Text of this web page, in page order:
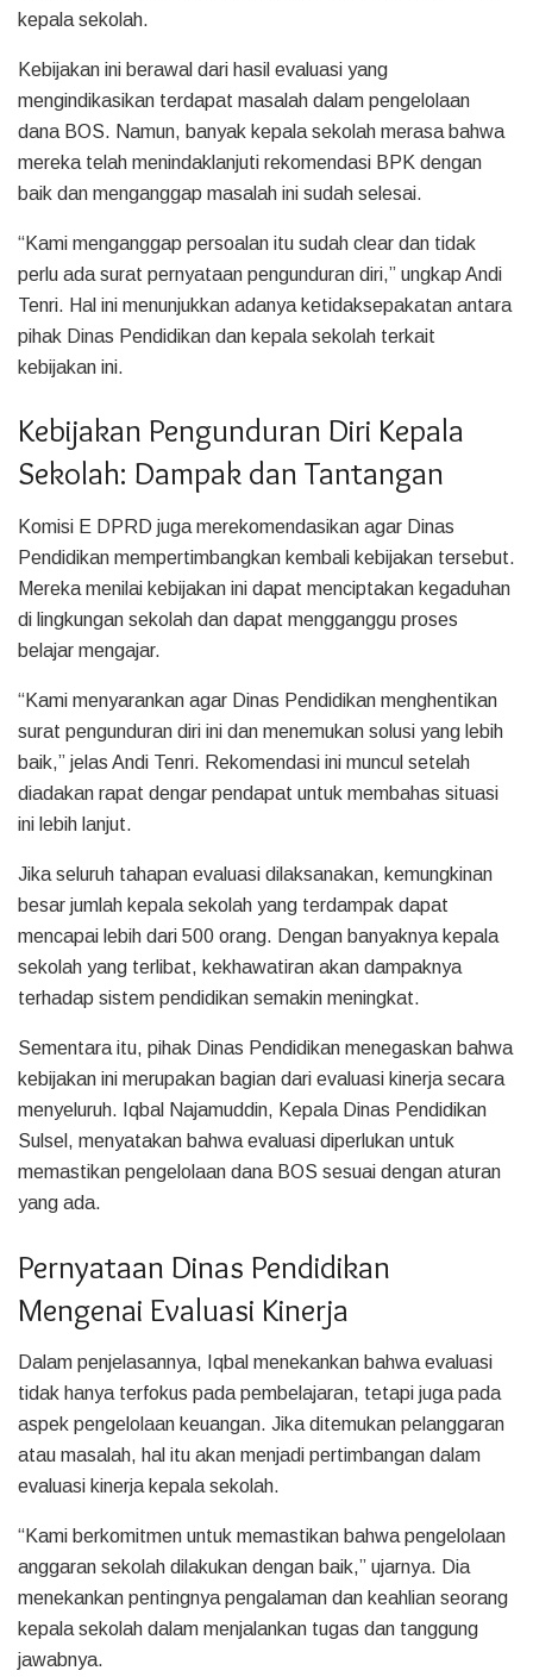
kepala sekolah.
Kebijakan ini berawal dari hasil evaluasi yang
mengindikasikan terdapat masalah dalam pengelolaan
dana BOS. Namun, banyak kepala sekolah merasa bahwa
mereka telah menindaklanjuti rekomendasi BPK dengan
baik dan menganggap masalah ini sudah selesai.
“Kami menganggap persoalan itu sudah clear dan tidak
perlu ada surat pernyataan pengunduran diri,” ungkap Andi
Tenri. Hal ini menunjukkan adanya ketidaksepakatan antara
pihak Dinas Pendidikan dan kepala sekolah terkait
kebijakan ini.
Kebijakan Pengunduran Diri Kepala
Sekolah: Dampak dan Tantangan
Komisi E DPRD juga merekomendasikan agar Dinas
Pendidikan mempertimbangkan kembali kebijakan tersebut.
Mereka menilai kebijakan ini dapat menciptakan kegaduhan
di lingkungan sekolah dan dapat mengganggu proses
belajar mengajar.
“Kami menyarankan agar Dinas Pendidikan menghentikan
surat pengunduran diri ini dan menemukan solusi yang lebih
baik,” jelas Andi Tenri. Rekomendasi ini muncul setelah
diadakan rapat dengar pendapat untuk membahas situasi
ini lebih lanjut.
Jika seluruh tahapan evaluasi dilaksanakan, kemungkinan
besar jumlah kepala sekolah yang terdampak dapat
mencapai lebih dari 500 orang. Dengan banyaknya kepala
sekolah yang terlibat, kekhawatiran akan dampaknya
terhadap sistem pendidikan semakin meningkat.
Sementara itu, pihak Dinas Pendidikan menegaskan bahwa
kebijakan ini merupakan bagian dari evaluasi kinerja secara
menyeluruh. Iqbal Najamuddin, Kepala Dinas Pendidikan
Sulsel, menyatakan bahwa evaluasi diperlukan untuk
memastikan pengelolaan dana BOS sesuai dengan aturan
yang ada.
Pernyataan Dinas Pendidikan
Mengenai Evaluasi Kinerja
Dalam penjelasannya, Iqbal menekankan bahwa evaluasi
tidak hanya terfokus pada pembelajaran, tetapi juga pada
aspek pengelolaan keuangan. Jika ditemukan pelanggaran
atau masalah, hal itu akan menjadi pertimbangan dalam
evaluasi kinerja kepala sekolah.
“Kami berkomitmen untuk memastikan bahwa pengelolaan
anggaran sekolah dilakukan dengan baik,” ujarnya. Dia
menekankan pentingnya pengalaman dan keahlian seorang
kepala sekolah dalam menjalankan tugas dan tanggung
jawabnya.